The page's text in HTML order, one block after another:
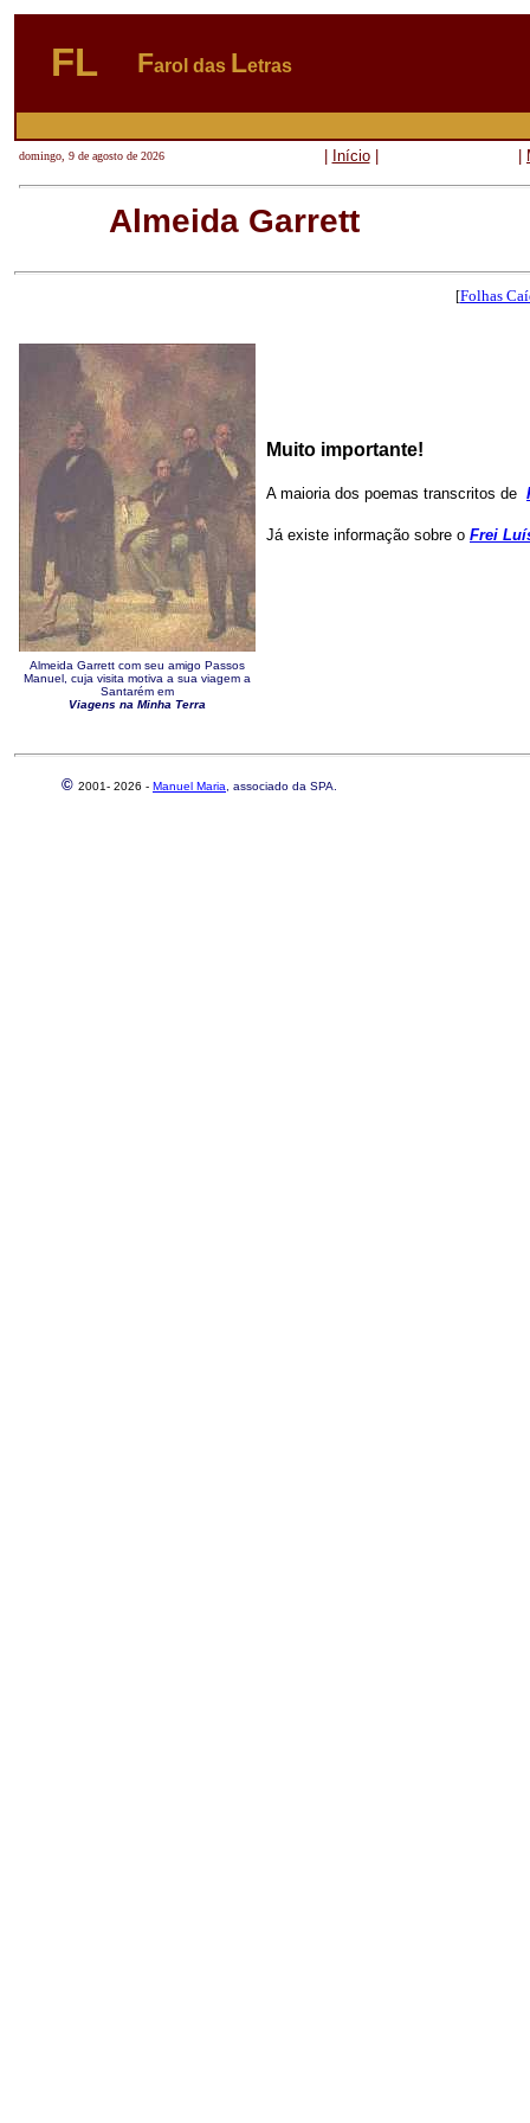
FL Farol das Letras
domingo, 9 de agosto de 2026 Início|
Almeida Garrett
[Folhas
Muito importante!
A maioria dos poemas transcritos de
Já existe informação sobre o Frei
Almeida Garrett com seu amigo Passos
Manuel, cuja visita motiva a sua viagem a
Santarém em
Viagens na Minha Terra
© 2001- 2026 - Manuel Maria , associado da SPA.